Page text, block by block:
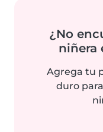
¿No
niñera
Agrega tu
duro